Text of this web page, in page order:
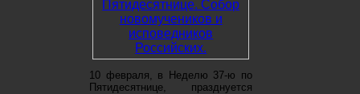
10 февраля, в Неделю 37-ю по
Пятидесятнице, празднуется